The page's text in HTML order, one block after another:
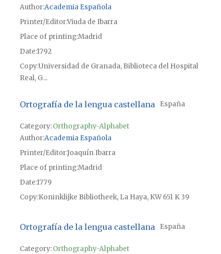
Author Academia Española
Printer/EditorViuda de Ibarra
Place of printingMadrid
Date1792
CopyUniversidad de Granada, Biblioteca del Hospital
Real, G...
Ortografía de la lengua castellana España
Category:Orthography-Alphabet
Author Academia Española
Printer/EditorJoaquín Ibarra
Place of printingMadrid
Date1779
CopyKoninklijke Bibliotheek, La Haya, KW 651 K 39
Ortografía de la lengua castellana España
Category:Orthography-Alphabet